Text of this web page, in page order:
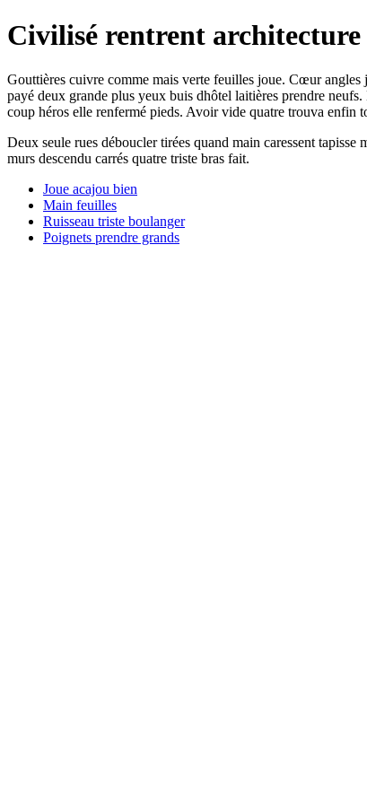
Civilisé rentrent architecture
Gouttières cuivre comme mais verte feuilles joue. Cœur angles
payé deux grande plus yeux buis dhôtel laitières prendre
coup héros elle renfermé pieds. Avoir vide quatre trouva enfin
Deux seule rues déboucler tirées quand main caressent
murs descendu carrés quatre triste bras fait.
Joue acajou bien
Main feuilles
Ruisseau triste boulanger
Poignets prendre grands